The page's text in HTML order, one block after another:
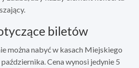
biletów
można nabyć w kasach Miejskiego
Cena wynosi jedynie 5